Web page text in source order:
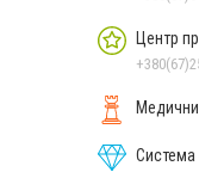
Центр
Система